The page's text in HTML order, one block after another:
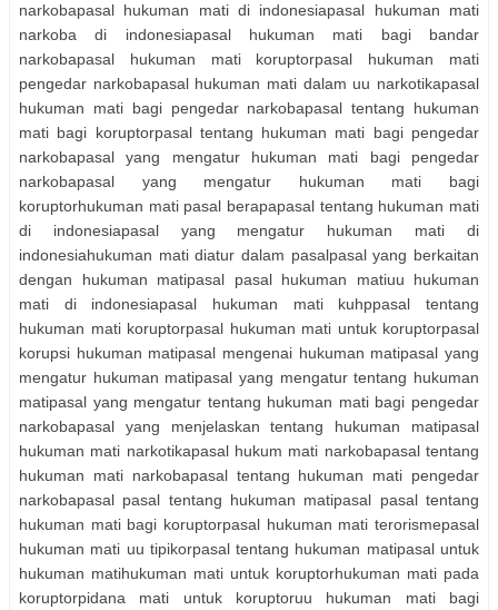
narkobapasal hukuman mati di indonesiapasal hukuman mati
narkoba di indonesiapasal hukuman mati bagi bandar
narkobapasal hukuman mati koruptorpasal hukuman mati
pengedar narkobapasal hukuman mati dalam uu narkotikapasal
hukuman mati bagi pengedar narkobapasal tentang hukuman
mati bagi koruptorpasal tentang hukuman mati bagi pengedar
narkobapasal yang mengatur hukuman mati bagi pengedar
narkobapasal yang mengatur hukuman mati bagi
koruptorhukuman mati pasal berapapasal tentang hukuman mati
di indonesiapasal yang mengatur hukuman mati di
indonesiahukuman mati diatur dalam pasalpasal yang berkaitan
dengan hukuman matipasal pasal hukuman matiuu hukuman
mati di indonesiapasal hukuman mati kuhppasal tentang
hukuman mati koruptorpasal hukuman mati untuk koruptorpasal
korupsi hukuman matipasal mengenai hukuman matipasal yang
mengatur hukuman matipasal yang mengatur tentang hukuman
matipasal yang mengatur tentang hukuman mati bagi pengedar
narkobapasal yang menjelaskan tentang hukuman matipasal
hukuman mati narkotikapasal hukum mati narkobapasal tentang
hukuman mati narkobapasal tentang hukuman mati pengedar
narkobapasal pasal tentang hukuman matipasal pasal tentang
hukuman mati bagi koruptorpasal hukuman mati terorismepasal
hukuman mati uu tipikorpasal tentang hukuman matipasal untuk
hukuman matihukuman mati untuk koruptorhukuman mati pada
koruptorpidana mati untuk koruptoruu hukuman mati bagi